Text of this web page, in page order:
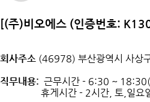
[(주)비오에스 (인증번호:
회사주소 (46978) 부산광역시 사상
직무내용: 근무시간 - 6:30 ~
휴게시간 - 2시간, 토,일요